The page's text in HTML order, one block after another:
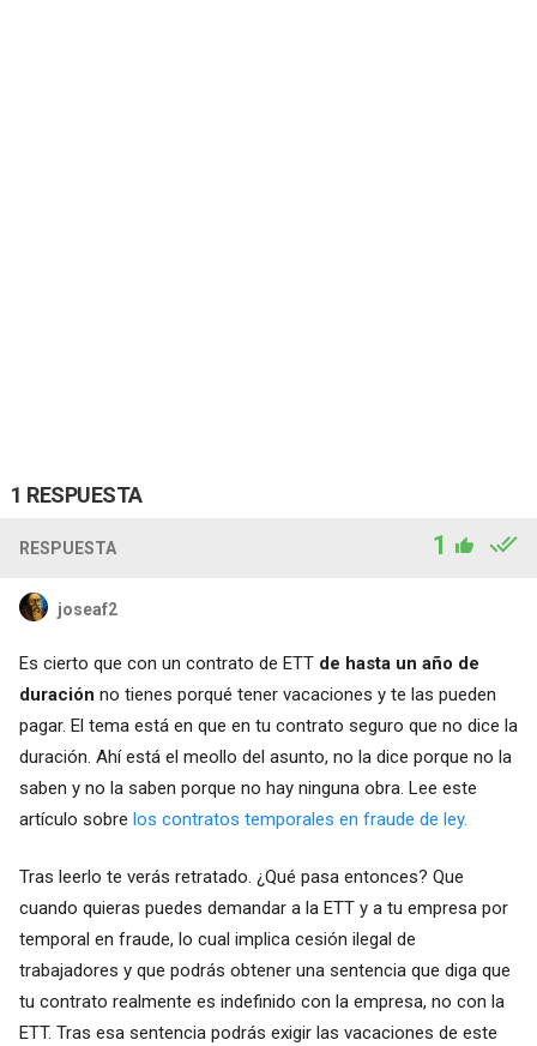
1 RESPUESTA
RESPUESTA 1
joseaf2
Es cierto que con un contrato de ETT de hasta un año de
duración no tienes porqué tener vacaciones y te las pueden
pagar. El tema está en que en tu contrato seguro que no dice la
duración. Ahí está el meollo del asunto, no la dice porque no la
saben y no la saben porque no hay ninguna obra. Lee este
artículo sobre los contratos temporales en fraude de ley.
Tras leerlo te verás retratado. ¿Qué pasa entonces? Que
cuando quieras puedes demandar a la ETT y a tu empresa por
temporal en fraude, lo cual implica cesión ilegal de
trabajadores y que podrás obtener una sentencia que diga que
tu contrato realmente es indefinido con la empresa, no con la
ETT. Tras esa sentencia podrás exigir las vacaciones de este